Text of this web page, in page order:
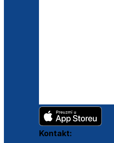
Kontakt: